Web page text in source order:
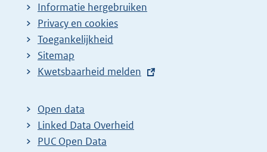
Informatie hergebruiken
Privacy en cookies
Toegankelijkheid
Sitemap
E
t
e
r
Kwetsbaarheid melden
Open data
Linked Data Overheid
PUC Open Data